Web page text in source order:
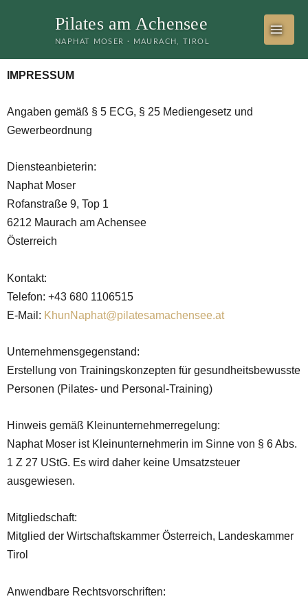
Pilates am Achensee
NAPHAT MOSER · MAURACH, TIROL
IMPRESSUM
Angaben gemäß § 5 ECG, § 25 Mediengesetz und
Gewerbeordnung
Diensteanbieterin:
Naphat Moser
Rofanstraße 9, Top 1
6212 Maurach am Achensee
Österreich
Kontakt:
Telefon: +43 680 1106515
E-Mail: KhunNaphat@pilatesamachensee.at
Unternehmensgegenstand:
Erstellung von Trainingskonzepten für gesundheitsbewusste
Personen (Pilates- und Personal-Training)
Hinweis gemäß Kleinunternehmerregelung:
Naphat Moser ist Kleinunternehmerin im Sinne von § 6 Abs.
1 Z 27 UStG. Es wird daher keine Umsatzsteuer
ausgewiesen.
Mitgliedschaft:
Mitglied der Wirtschaftskammer Österreich, Landeskammer
Tirol
Anwendbare Rechtsvorschriften: